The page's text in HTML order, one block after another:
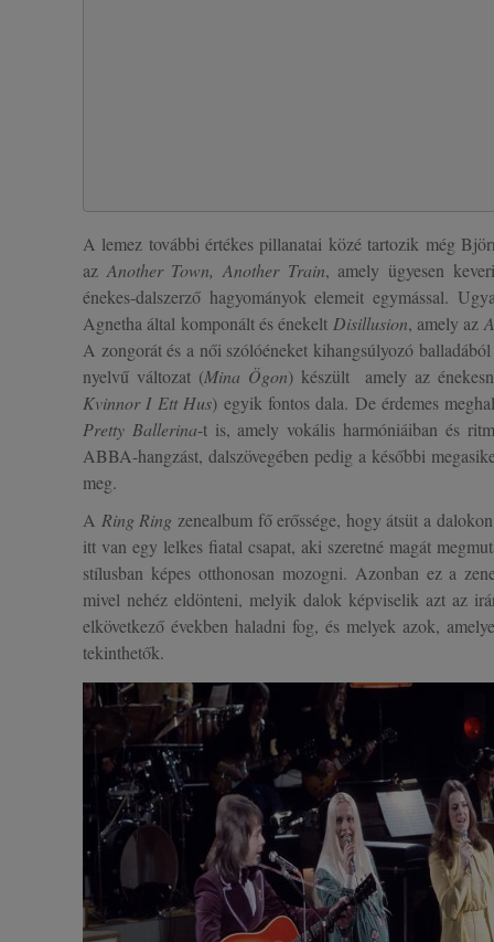
A lemez további értékes pillanatai közé tartozik még
az Another Town, Another Train, amely ügyesen
énekes-dalszerző hagyományok elemeit egymással.
Agnetha által komponált és énekelt Disillusion, amely az
A zongorát és a női szólóéneket kihangsúlyozó
nyelvű változat (Mina Ögon) készült amely az
Kvinnor I Ett Hus) egyik fontos dala. De érdemes
Pretty Ballerina-t is, amely vokális harmóniáiban és
ABBA-hangzást, dalszövegében pedig a későbbi
meg.
A Ring Ring zenealbum fő erőssége, hogy átsüt a
itt van egy lelkes fiatal csapat, aki szeretné magát
stílusban képes otthonosan mozogni. Azonban ez a
mivel nehéz eldönteni, melyik dalok képviselik azt az
elkövetkező években haladni fog, és melyek azok,
tekinthetők.